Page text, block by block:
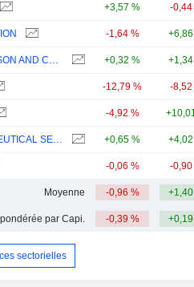
+3,57 % -0,44
-1,64 %
BECTON, DICKINSON AND COMPANY +0,32 %
-12,79 % -8,52
-4,92 %
WEST PHARMACEUTICAL SERVICES, INC. +0,65 %
-0,06 % -0,90
Moyenne -0,96 %
par Capi. -0,39 %
sectorielles